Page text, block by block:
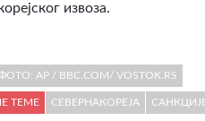
извоза.
AP / BBC.COM/ VOSTOK.RS
ТЕМЕ СЕВЕРНАКОРЕЈА